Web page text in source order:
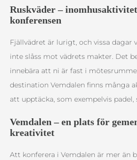
Ruskväder –
konferensen
Fjällvädret är lurigt, och vissa dagar
inte slåss mot vädrets makter. Det
innebära att ni är fast i
destination Vemdalen finns många
att upptäcka, som exempelvis padel,
Vemdalen – en plats för
kreativitet
Att konferera i Vemdalen är mer än